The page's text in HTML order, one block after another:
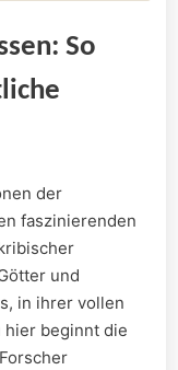
So
der
faszinierenden
und
in ihrer vollen
hier beginnt die